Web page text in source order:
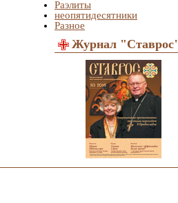
Раэлиты
неопятидесятники
Разное
Журнал